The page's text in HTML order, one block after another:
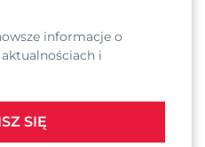
informacje o
i
SIĘ